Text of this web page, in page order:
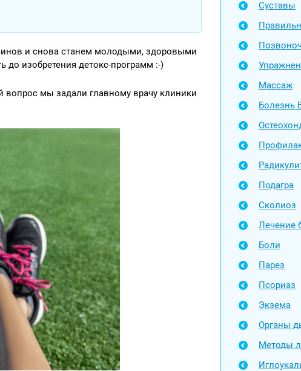
и снова станем молодыми, здоровыми
до изобретения детокс-программ :-)
вопрос мы задали главному врачу клиники
Суставы
Массаж
Болезнь
Подагра
Сколиоз
Лечение
Боли
Парез
Псориаз
Экзема
Органы
Методы